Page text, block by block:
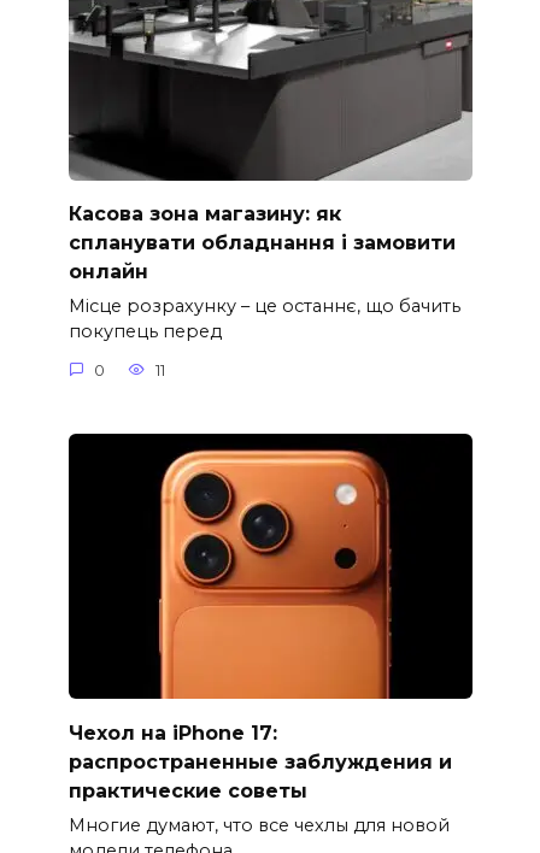
Касова зона магазину: як
спланувати обладнання і замовити
онлайн
Місце розрахунку – це останнє, що бачить
покупець перед
0 11
Чехол на iPhone 17:
распространенные заблуждения и
практические советы
Многие думают, что все чехлы для новой